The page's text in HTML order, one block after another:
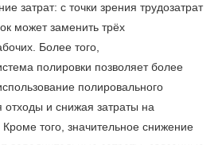
затрат: с точки зрения трудозатрат
может заменить трёх
Более того,
полировки позволяет более
полировального
отходы и снижая затраты на
того, значительное снижение